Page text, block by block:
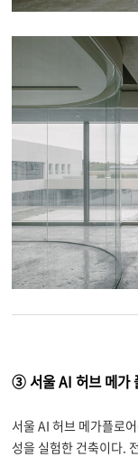
③ 서울 AI 허브 메가
서울AI허브 메가플로
성을 실험한 건축이다